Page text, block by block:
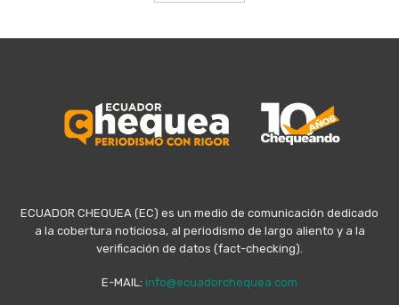
ECUADOR CHEQUEA (EC) es un medio de comunicación dedicado
a la cobertura noticiosa, al periodismo de largo aliento y a la
verificación de datos (fact-checking).
E-MAIL: info@ecuadorchequea.com